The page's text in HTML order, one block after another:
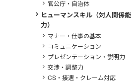
官公庁・自治体
ヒューマンスキル（対人関係能
力）
マナー・仕事の基本
コミュニケーション
プレゼンテーション・説明力
交渉・調整力
CS・接遇・クレーム対応